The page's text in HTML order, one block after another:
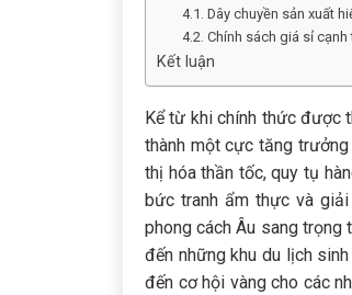
4.1. Dây chuyền sản xuất
4.2. Chính sách giá sỉ
Kết luận
Kể từ khi chính thức được
thành một cực tăng
thị hóa thần tốc, quy tụ
bức tranh ẩm thực và
phong cách Âu sang trọng
đến những khu du lịch
đến cơ hội vàng cho các